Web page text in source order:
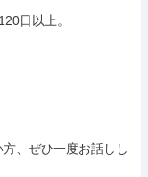
日以上。
、ぜひ一度お話しし